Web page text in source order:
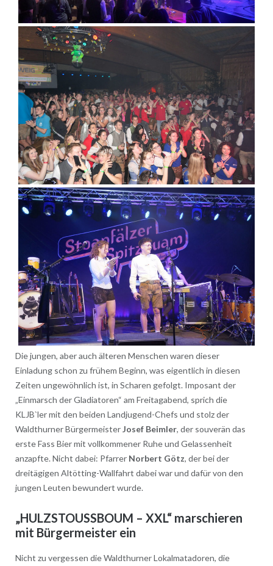
Die jungen, aber auch älteren Menschen waren dieser
Einladung schon zu frühem Beginn, was eigentlich in diesen
Zeiten ungewöhnlich ist, in Scharen gefolgt. Imposant der
„Einmarsch der Gladiatoren“ am Freitagabend, sprich die
KLJB`ler mit den beiden Landjugend-Chefs und stolz der
Waldthurner BürgermeisterJosef Beimler, der souverän das
erste Fass Bier mit vollkommener Ruhe und Gelassenheit
anzapfte. Nicht dabei: Pfarrer Norbert Götz, der bei der
dreitägigen Altötting-Wallfahrt dabei war und dafür von den
jungen Leuten bewundert wurde.
„HULZSTOUSSBOUM – XXL“ marschieren
mit Bürgermeister ein
Nicht zu vergessen die Waldthurner Lokalmatadoren, die